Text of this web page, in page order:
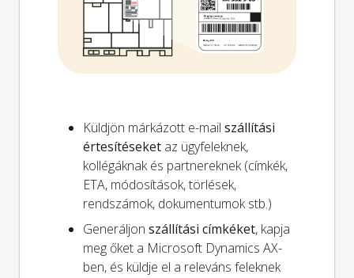
Küldjön márkázott e-mail szállítási
értesítéseket az ügyfeleknek,
kollégáknak és partnereknek (címkék,
ETA, módosítások, törlések,
rendszámok, dokumentumok stb.)
Generáljon szállítási címkéket, kapja
meg őket a Microsoft Dynamics AX-
ben, és küldje el a releváns feleknek